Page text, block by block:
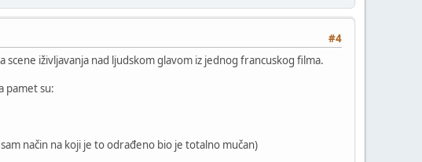
#4
iživljavanja nad ljudskom glavom iz jednog francuskog filma.
pamet su:
način na koji je to odrađeno bio je totalno mučan)